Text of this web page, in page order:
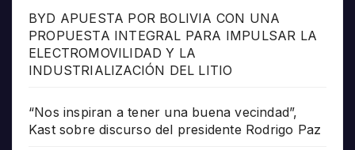
BYD APUESTA POR BOLIVIA CON UNA
PROPUESTA INTEGRAL PARA IMPULSAR LA
ELECTROMOVILIDAD Y LA
INDUSTRIALIZACIÓN DEL LITIO
“Nos inspiran a tener una buena vecindad”,
Kast sobre discurso del presidente Rodrigo Paz